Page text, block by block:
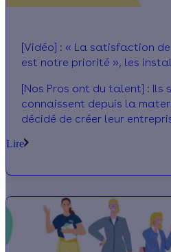
[Vidéo] : « La satisfaction
est notre priorité », les
[Nos Pros ont du talent] : Ils
connaissent depuis la
décidé de créer leur
rencontre de la société
fondateurs, Rémy Bernard
Coatantiec. Basée à
l'entreprise est spécialisée
rénovation énergétique
Lire